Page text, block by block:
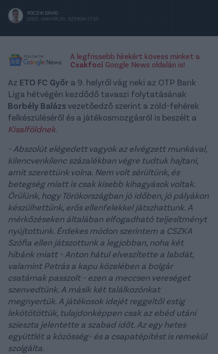
PÓCZIK DÁVID
2025. JANUÁR 29., SZERDA 17:25
A legfrissebb hírekért kövess minket a
Csakfoci Google News oldalán is!
Az ETO FC Győr a 9. helyről vág neki az OTP Bank
Liga hétvégén kezdődő tavaszi folytatásának
Borbély Balázsvezetőedző szerint a zöld-fehérek
felkészüléséről és a játékosmozgásról is beszélt a
Kisalföldnek.
- Abszolút elégedett vagyok az elvégzett munkával,
kilencvenkilenc százalékban végre tudtuk hajtani,
amit szerettünk volna. Nem volt sérültünk, és
betegség miatt is csak kisebb kihagyások voltak.
Örülünk, hogy Törökországban jó időben, jó pályákon
készülhettünk, erős ellenfelekkel játszhattunk. A
mérkőzéseken általában elfogadható teljesítményt
nyújtottunk. Érdekes módon szerintem a CSZKA
Szófia ellen játszottunk a legjobban, noha két
hibánk miatt - Anton hátul elveszítette a labdát,
valamint Petrás a kapu közelében a bolgár
csatárnak passzolt - ezen a meccsen vereséget
szenvedtünk. A másik két találkozónkat
megnyertük. A játékosok idejét reggeltől estig
lekötötöttük, tulajdonképpen csak az ebéd utáni
szieszta jelentette a szabad időt. Az egy hetes
együttlét a közösség- és a csapatépítést is remekül
szolgálta.